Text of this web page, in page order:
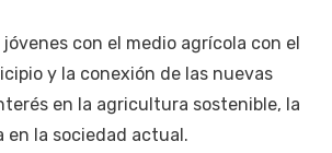
con el medio agrícola con el
y la conexión de las nuevas
en la agricultura sostenible, la
en la sociedad actual.